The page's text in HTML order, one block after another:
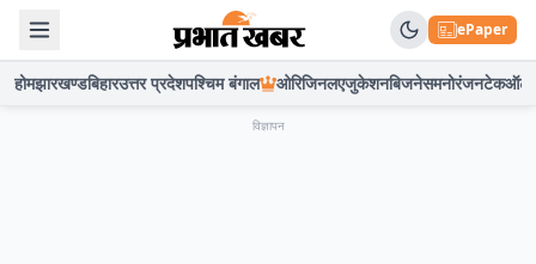
ePaper
होमझारखण्डबिहारउत्तर प्रदेशपश्चिम बंगाल ओरिजिनलएजुकेशनबिजनेसमनोरंजनटेकऑटो
विज्ञापन